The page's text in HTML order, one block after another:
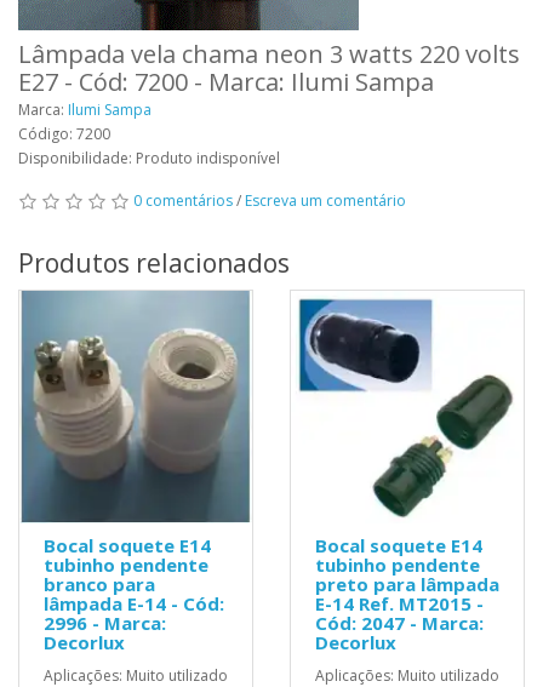
Lâmpada vela chama neon 3 watts 220 volts
E27 - Cód: 7200 - Marca: Ilumi Sampa
Marca: Ilumi Sampa
Código: 7200
Disponibilidade: Produto indisponível
0 comentários/ Escreva um comentário
Produtos relacionados
Bocal soquete E14
tubinho pendente
branco para
lâmpada E-14 - Cód:
2996 - Marca:
Decorlux
Aplicações: Muito utilizado
Bocal soquete E14
tubinho pendente
preto para lâmpada
E-14 Ref. MT2015 -
Cód: 2047 - Marca:
Decorlux
Aplicações: Muito utilizado